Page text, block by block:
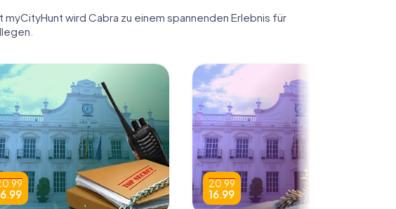
wird Cabra zu einem spannenden Erlebnis für
20.99
16.99